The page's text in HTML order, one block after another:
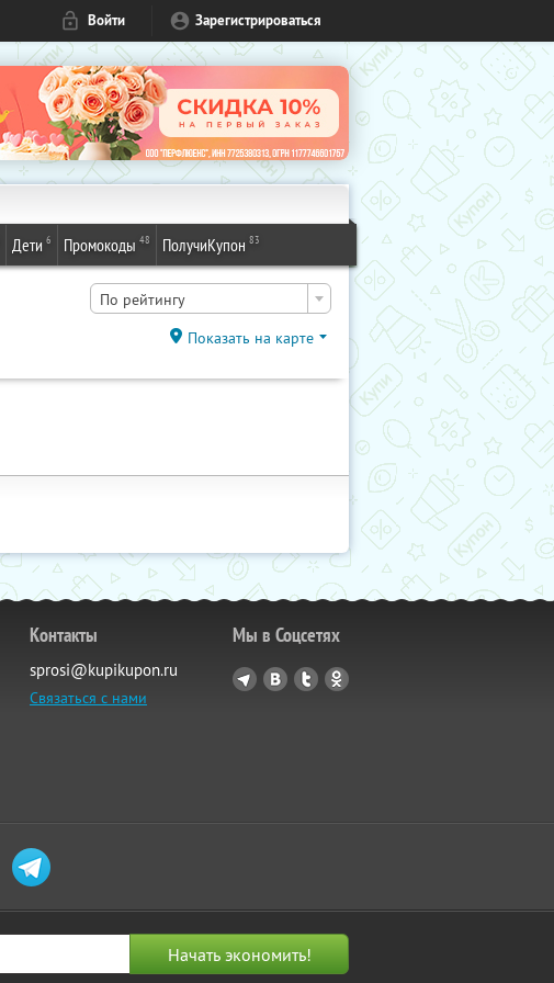
Войти Зарегистрироваться
Дети 6 Промокоды 48 ПолучиКупон 83
По рейтингу
Показать на карте
Контакты
sprosi@kupikupon.ru
Связаться с нами
Мы в Соцсетях